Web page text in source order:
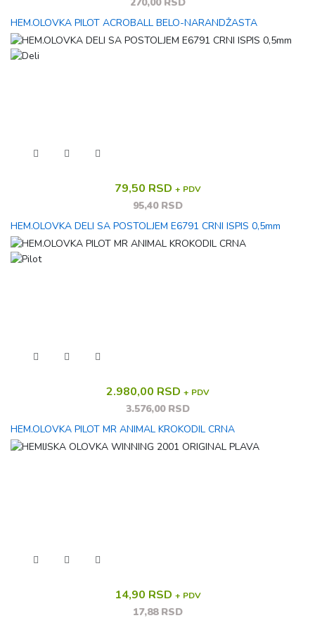
HEM.OLOVKA PILOT ACROBALL BELO-NARANDŽASTA
79,50 RSD + PDV
95,40 RSD
HEM.OLOVKA DELI SA POSTOLJEM E6791 CRNI ISPIS 0,5mm
2.980,00 RSD + PDV
3.576,00 RSD
HEM.OLOVKA PILOT MR ANIMAL KROKODIL CRNA
14,90 RSD + PDV
17,88 RSD